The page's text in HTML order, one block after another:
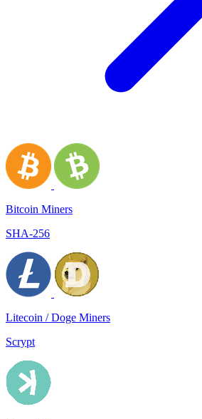
Bitcoin Miners
SHA-256
Litecoin / Doge Miners
Scrypt